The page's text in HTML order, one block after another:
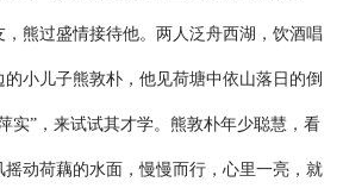
熊过盛情接待他。两人泛舟西湖，饮酒唱
小儿子熊敦朴，他见荷塘中依山落日的倒
实”，来试试其才学。熊敦朴年少聪慧，看
动荷藕的水面，慢慢而行，心里一亮，就